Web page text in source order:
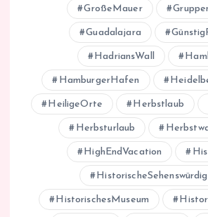
GroßeMauer
Guadalajara
HadriansWall
HamburgerHafen
HeiligeOrte Herbstlaub
Herbsturlaub
HighEndVacation
HistorischesMuseum